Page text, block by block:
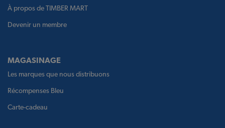
À propos de TIMBER MART
Devenir un membre
MAGASINAGE
Les marques que nous distribuons
Récompenses Bleu
Carte-cadeau